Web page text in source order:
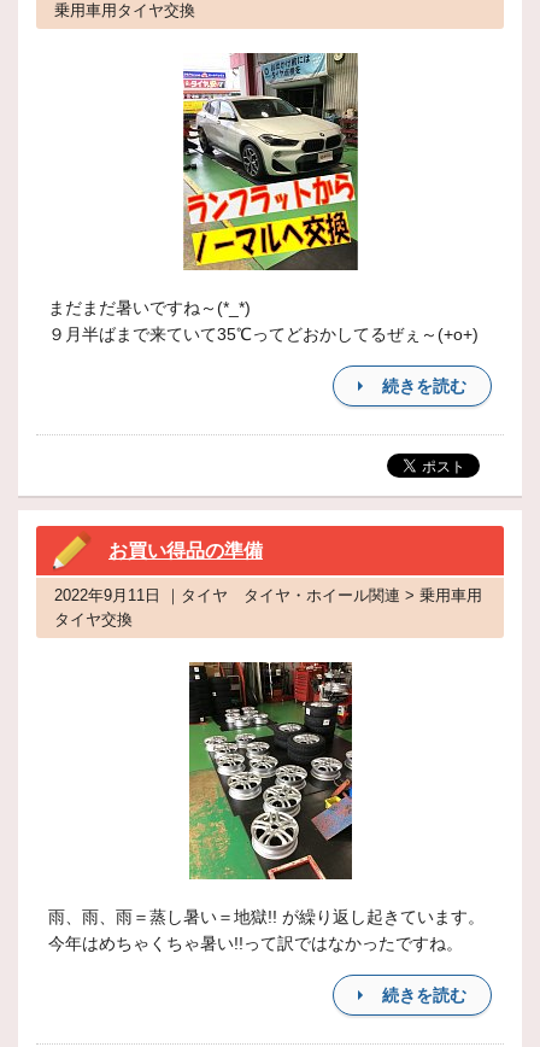
乗用車用タイヤ交換
まだまだ暑いですね～(*_*)
９月半ばまで来ていて35℃ってどおかしてるぜぇ～(+o+)
続きを読む
お買い得品の準備
2022年9月11日 ｜タイヤ タイヤ・ホイール関連 > 乗用車用
タイヤ交換
雨、雨、雨＝蒸し暑い＝地獄!! が繰り返し起きています。
今年はめちゃくちゃ暑い!!って訳ではなかったですね。
続きを読む